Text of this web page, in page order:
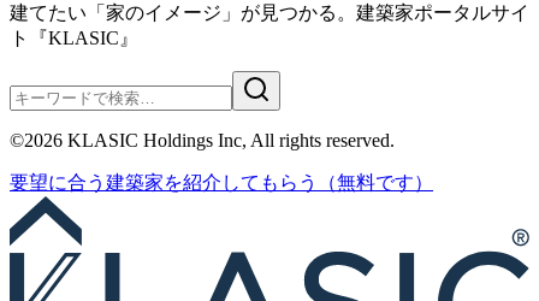
建てたい「家のイメージ」が見つかる。 建築家ポータルサイ
ト『KLASIC』
©2026 KLASIC Holdings Inc, All rights reserved.
要望に合う 建築家を紹介 してもらう （無料です）